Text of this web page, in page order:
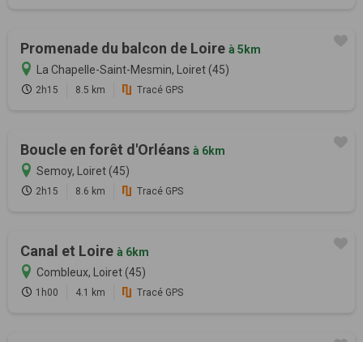
Promenade du balcon de Loire à 5km
La Chapelle-Saint-Mesmin, Loiret (45)
2h15 8.5 km Tracé GPS
Boucle en forêt d'Orléans à 6km
Semoy, Loiret (45)
2h15 8.6 km Tracé GPS
Canal et Loire à 6km
Combleux, Loiret (45)
1h00 4.1 km Tracé GPS